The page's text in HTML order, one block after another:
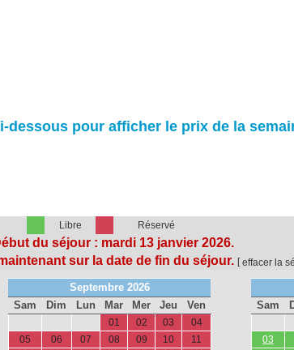
dessous pour afficher le prix de la
Libre Réservé
du séjour : mardi 13 janvier 2026.
sur la date de fin du séjour. [effacer la
Septembre 2026
Sam
Dim Lun Mar Mer Jeu Ven
01 02 03
04
05
06 07 08 09 10
11
Sam
03